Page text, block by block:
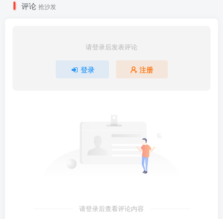
评论 抢沙发
请登录后发表评论
登录 注册
请登录后查看评论内容